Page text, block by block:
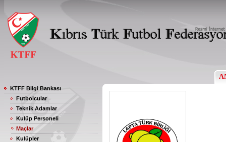
KTFF Bilgi Bankası
Futbolcular
Teknik Adamlar
Kulüp Personeli
Maçlar
Kulüpler